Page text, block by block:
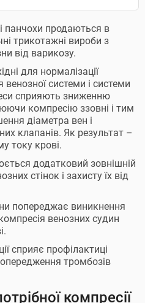
панчохи продаються в
трикотажні вироби з
від варикозу.
для нормалізації
системи і системи
сприяють зниженню
компресію ззовні і тим
діаметра вен і
клапанів. Як результат –
току крові.
додатковий зовнішній
стінок і захисту їх від
попереджає виникнення
венозних судин
сприяє профілактиці
тромбозів
компресії